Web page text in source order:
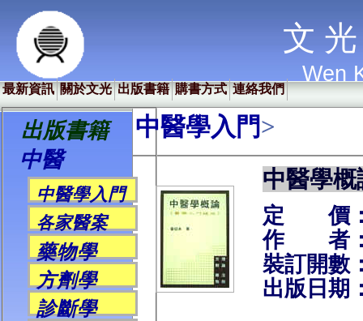
文 光
Wen
最新資訊 關於文光 出版書籍 購書方式 連絡我們
出版書籍
中醫
中醫學入門
各家醫案
藥物學
方劑學
診斷學
中醫學入門>
中醫學
定 價：
作 者
裝訂開數
出版日期